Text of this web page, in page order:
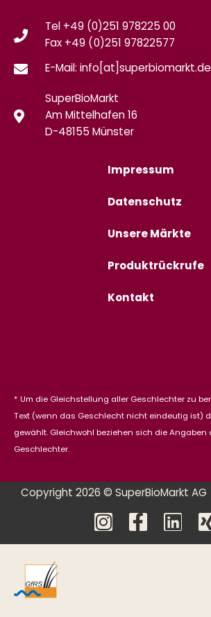
Tel +49 (0)251 978225 00
Fax +49 (0)251 97822577
E-Mail: info[at]superbiomarkt.de
SuperBioMarkt
Am Mittelhafen 16
D-48155 Münster
Impressum
Datenschutz
Unsere Märkte
Produktrückrufe
Kontakt
* Um die Gleichstellung aller Geschlechter zu
Text (wenn das Geschlecht nicht eindeutig ist)
gewählt. Gleichwohl beziehen sich die Angaben
Geschlechter.
Copyright 2026 © SuperBioMarkt AG